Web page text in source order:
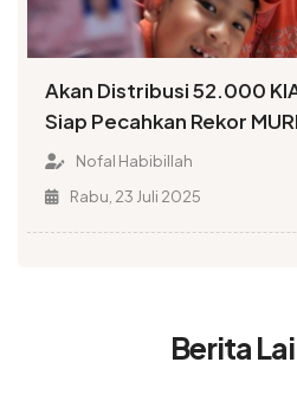
Akan Distribusi 52.000
Siap Pecahkan Rekor MURI
Nofal Habibillah
Rabu, 23 Juli 2025
Berita